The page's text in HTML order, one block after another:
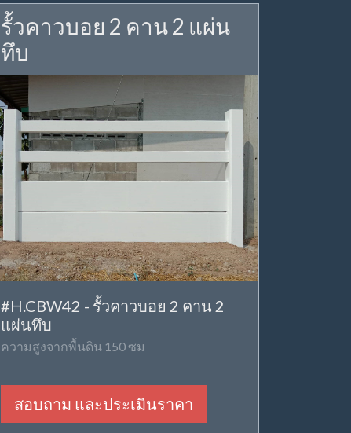
รั้วคาวบอย 2 คาน 2 แผ่น
ทึบ
#H.CBW42 - รั้วคาวบอย 2 คาน 2
แผ่นทึบ
ความสูงจากพื้นดิน 150 ซม
สอบถาม และประเมินราคา